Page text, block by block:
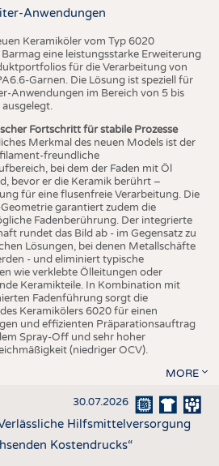
Anwendungen
Keramiköler vom Typ 6020
eine leistungsstarke Erweiterung
für die Verarbeitung von
Garnen. Die Lösung ist speziell für
Anwendungen im Bereich von 5 bis
Fortschritt für stabile Prozesse
Merkmal des neuen Models ist der
freundliche
bei dem der Faden mit Öl
bevor er die Keramik berührt –
für eine flusenfreie Verarbeitung. Die
garantiert zudem die
Fadenberührung. Der integrierte
rundet das Bild ab - im Gegensatz zu
Lösungen, bei denen Metallschäfte
- und eliminiert typische
wie verklebte Ölleitungen oder
Keramikteile. In Kombination mit
Fadenführung sorgt die
Keramikölers 6020 für einen
und effizienten Präparationsauftrag
Spray-Off und sehr hoher
(niedriger OCV).
MORE
30.07.2026
Hilfsmittelversorgung
Kostendrucks“